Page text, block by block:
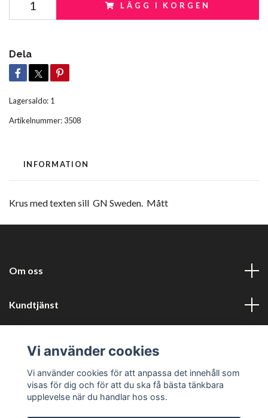
LÄGG I KORGEN
Dela
Lagersaldo: 1
Artikelnummer: 3508
INFORMATION
Krus med texten sill GN Sweden. Mått
Om oss
Kundtjänst
Sociala medier
Vi använder cookies
Vi använder cookies för att anpassa det innehåll som
visas för dig och för att du ska få bästa tänkbara
upplevelse när du handlar hos oss.